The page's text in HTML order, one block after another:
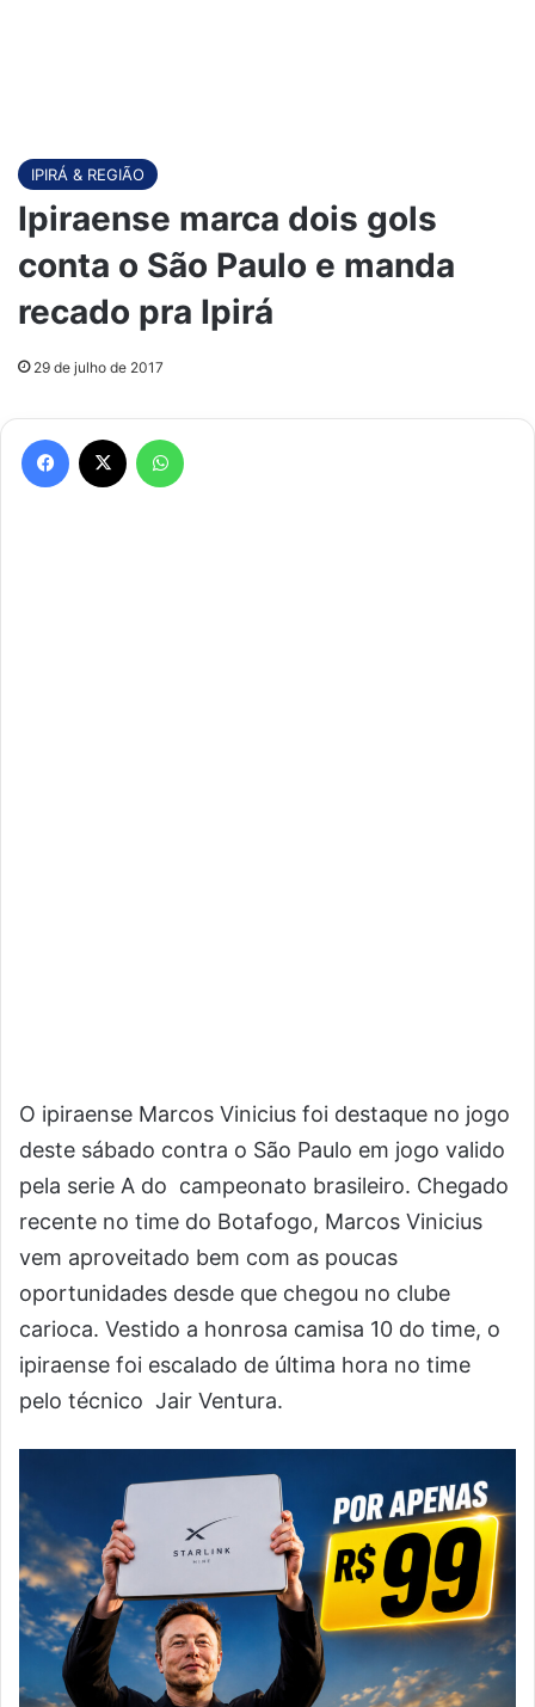
IPIRÁ & REGIÃO
Ipiraense marca dois gols
conta o São Paulo e manda
recado pra Ipirá
29 de julho de 2017
O ipiraense Marcos Vinicius foi destaque no jogo
deste sábado contra o São Paulo em jogo valido
pela serie A do campeonato brasileiro. Chegado
recente no time do Botafogo, Marcos Vinicius
vem aproveitado bem com as poucas
oportunidades desde que chegou no clube
carioca. Vestido a honrosa camisa 10 do time, o
ipiraense foi escalado de última hora no time
pelo técnico Jair Ventura.